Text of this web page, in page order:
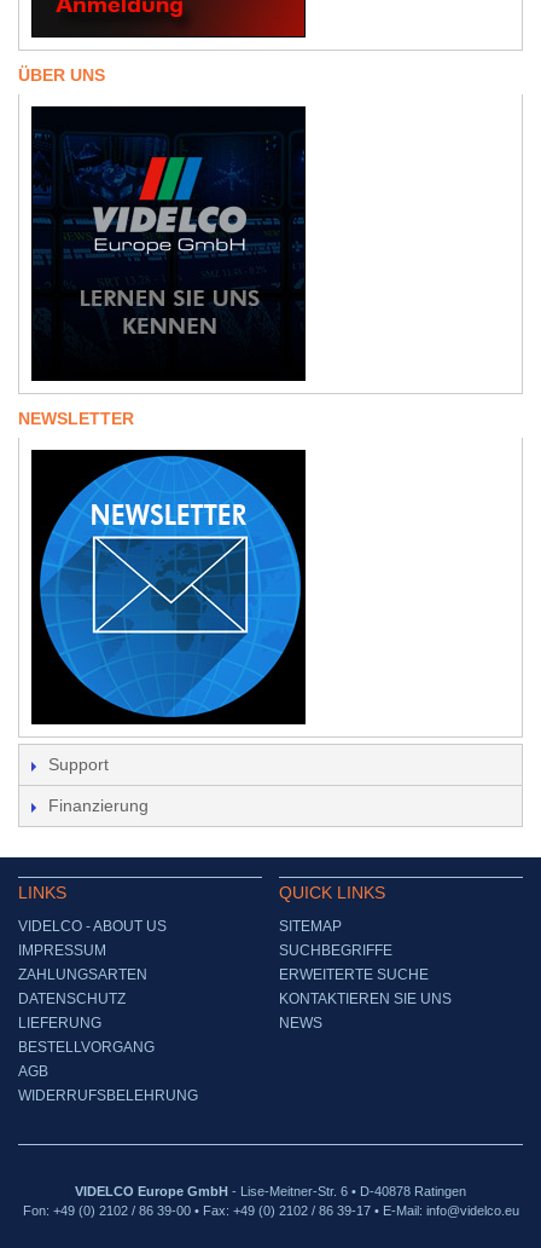
ÜBER UNS
NEWSLETTER
Support
Finanzierung
LINKS
VIDELCO - ABOUT US
IMPRESSUM
ZAHLUNGSARTEN
DATENSCHUTZ
LIEFERUNG
BESTELLVORGANG
AGB
WIDERRUFSBELEHRUNG
QUICK LINKS
SITEMAP
SUCHBEGRIFFE
ERWEITERTE SUCHE
KONTAKTIEREN SIE UNS
NEWS
VIDELCO Europe GmbH - Lise-Meitner-Str. 6 • D-40878 Ratingen
Fon: +49 (0) 2102 / 86 39-00 • Fax: +49 (0) 2102 / 86 39-17 • E-Mail: info@videlco.eu